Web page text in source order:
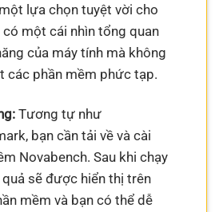
lựa chọn tuyệt vời cho
một cái nhìn tổng quan
của máy tính mà không
các phần mềm phức tạp.
Tương tự như
bạn cần tải về và cài
Novabench. Sau khi chạy
sẽ được hiển thị trên
mềm và bạn có thể dễ